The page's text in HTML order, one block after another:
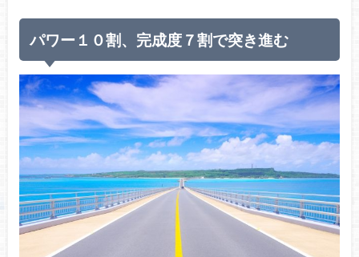
パワー１０割、完成度７割で突き進む